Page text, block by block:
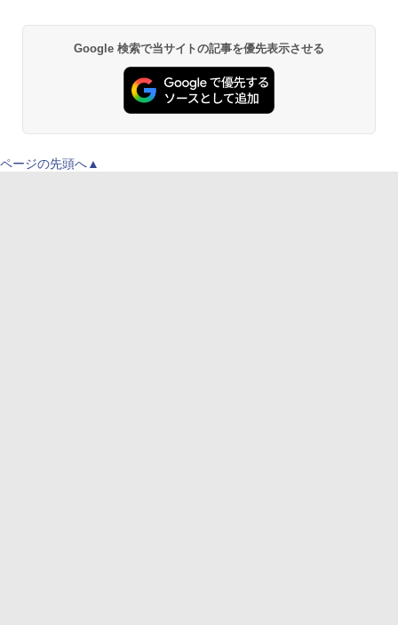
Google 検索で当サイトの記事を優先表示させる
ページの先頭へ▲